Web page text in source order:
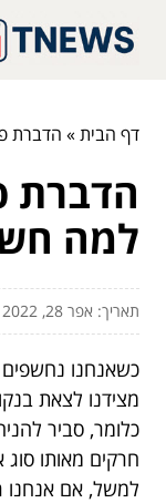
דף הבית» הדברת
הדברת
למה
תאריך: אפר 28, 2022
כשאנחנו נחשפים
מצידנו לצאת
כלומר, סביר
חרקים מאותו סוג
למשל, אם אנחנו